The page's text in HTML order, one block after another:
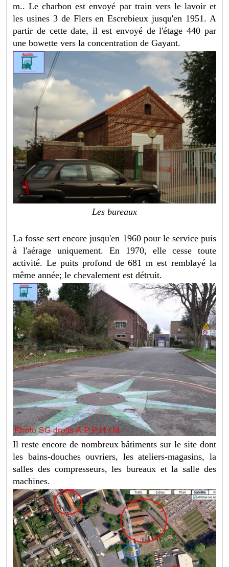
m..Le charbon est envoyé par train vers le lavoir et
les usines 3 de Flers en Escrebieux jusqu'en 1951. A
partir de cette date, il est envoyé de l'étage 440 par
une bowette vers la concentration de Gayant.
Les bureaux
La fosse sert encore jusqu'en 1960 pour le service puis
à l'aérage uniquement. En 1970, elle cesse toute
activité. Le puits profond de 681 m est remblayé la
même année; le chevalement est détruit.
Il reste encore de nombreux bâtiments sur le site dont
les bains-douches ouvriers, les ateliers-magasins, la
salles des compresseurs, les bureaux et la salle des
machines.